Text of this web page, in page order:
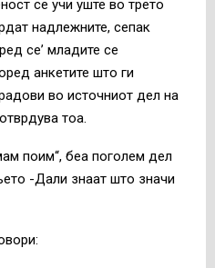
се учи уште во трето
надлежните, сепак
се’ младите се
анкетите што ги
во источниот дел на
тоа.
поим“, беа поголем дел
-Дали знаат што значи